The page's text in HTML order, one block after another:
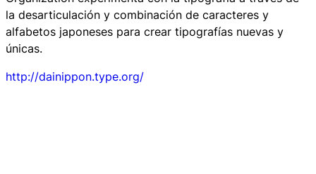
la desarticulación y combinación de caracteres y
alfabetos japoneses para crear tipografías nuevas y
únicas.
http://dainippon.type.org/